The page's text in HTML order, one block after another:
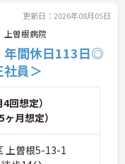
更新日：2026年08月05日
曽根病院
年間休日113日◎
員＞
回想定）
月想定）
上曽根5-13-1